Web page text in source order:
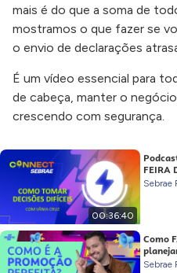
mais é do que a soma de
mostramos o que fazer se
o envio de declarações
É um vídeo essencial para
de cabeça, manter o
crescendo com segurança.
00:36:40
FEIRA
Sebrae
Como
Sebrae